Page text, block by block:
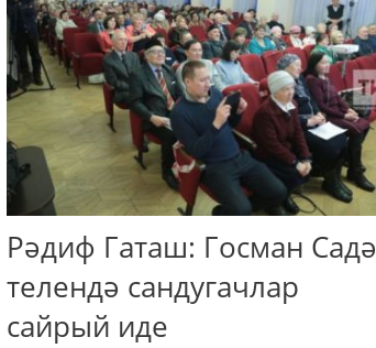
Рәдиф Гаташ: Госман Садә
телендә сандугачлар
сайрый иде